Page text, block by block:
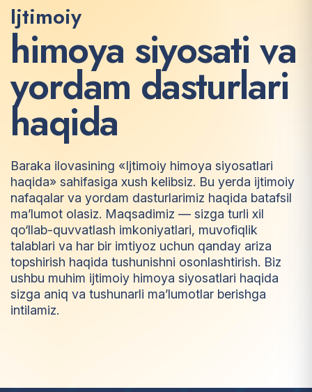
Ijtimoiy
himoya siyosati va
yordam dasturlari
haqida
Baraka ilovasining «Ijtimoiy himoya siyosatlari
haqida» sahifasiga xush kelibsiz. Bu yerda ijtimoiy
nafaqalar va yordam dasturlarimiz haqida batafsil
ma’lumot olasiz. Maqsadimiz — sizga turli xil
qo‘llab-quvvatlash imkoniyatlari, muvofiqlik
talablari va har bir imtiyoz uchun qanday ariza
topshirish haqida tushunishni osonlashtirish. Biz
ushbu muhim ijtimoiy himoya siyosatlari haqida
sizga aniq va tushunarli ma’lumotlar berishga
intilamiz.